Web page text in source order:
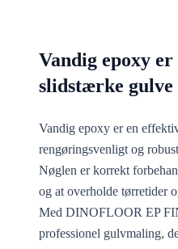
Vandig epoxy
slidstærke gulve
Vandig epoxy er en
rengøringsvenligt og
Nøglen er korrekt
og at overholde tørretider
Med DINOFLOOR EP
professionel gulvmaling,